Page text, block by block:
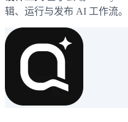
辑、运行与发布 AI 工作流。